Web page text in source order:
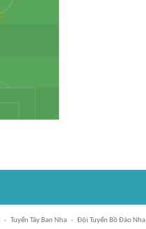
Tuyển Tây Ban Nha Đội Tuyển Bồ Đào Nha